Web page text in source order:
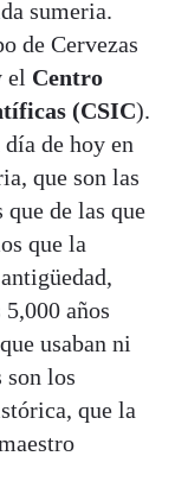
sumeria.
de Cervezas
el Centro
(CSIC).
de hoy en
que son las
de las que
que la
años
usaban ni
son los
que la